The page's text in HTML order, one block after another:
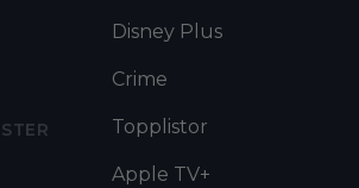
Disney Plus
Crime
Topplistor
Apple TV+